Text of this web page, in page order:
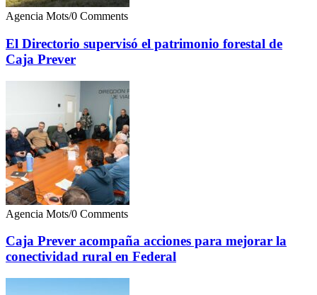
Agencia Mots/0 Comments
El Directorio supervisó el patrimonio forestal de
Caja Prever
Agencia Mots/0 Comments
Caja Prever acompaña acciones para mejorar la
conectividad rural en Federal